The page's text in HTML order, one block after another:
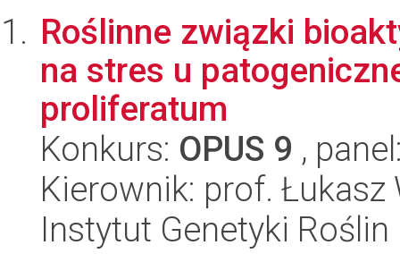
Roślinne związki
na stres u
proliferatum
Konkurs: OPUS 9 ,
Kierownik: prof. Łukasz
Instytut Genetyki Roślin